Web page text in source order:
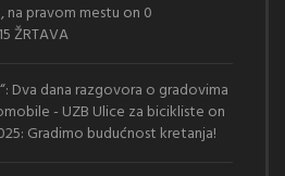
pravom mestu on 0
ŽRTAVA
Dva dana razgovora o gradovima
- UZB Ulice za bicikliste on
Gradimo budućnost kretanja!